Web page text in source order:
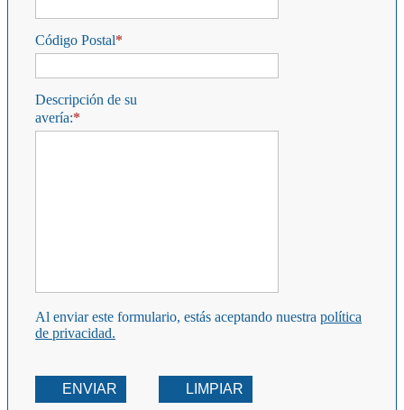
Código Postal
Descripción de su
avería:
Al enviar este formulario, estás aceptando nuestra política
de privacidad.
ENVIAR LIMPIAR